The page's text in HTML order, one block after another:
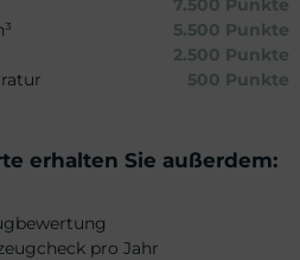
7.500 Punkte
5.500 Punkte
2.500 Punkte
500 Punkte
erhalten Sie außerdem:
pro Jahr